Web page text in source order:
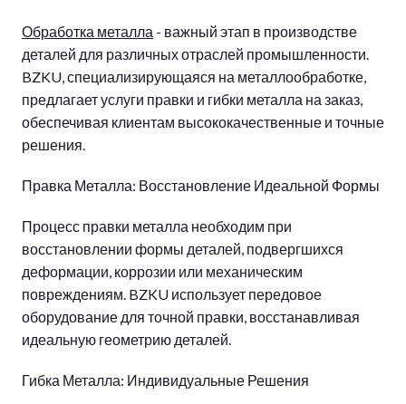
Обработка металла - важный этап в производстве
деталей для различных отраслей промышленности.
BZKU, специализирующаяся на металлообработке,
предлагает услуги правки и гибки металла на заказ,
обеспечивая клиентам высококачественные и точные
решения.
Правка Металла: Восстановление Идеальной Формы
Процесс правки металла необходим при
восстановлении формы деталей, подвергшихся
деформации, коррозии или механическим
повреждениям. BZKU использует передовое
оборудование для точной правки, восстанавливая
идеальную геометрию деталей.
Гибка Металла: Индивидуальные Решения